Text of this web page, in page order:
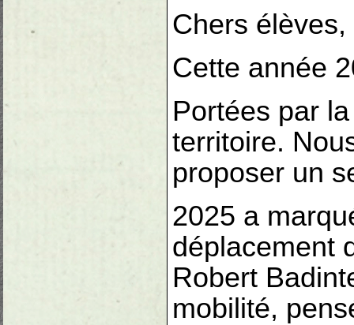
Chers
Cette année
Portées par
territoire.
proposer un
2025 a
déplacement
Robert
mobilité,